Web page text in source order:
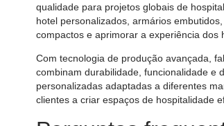
qualidade para projetos globais de
hotel personalizados, armários
compactos e aprimorar a experiência dos
Com tecnologia de produção avançada,
combinam durabilidade, funcionalidade e
personalizadas adaptadas a diferentes
clientes a criar espaços de hospitalidade